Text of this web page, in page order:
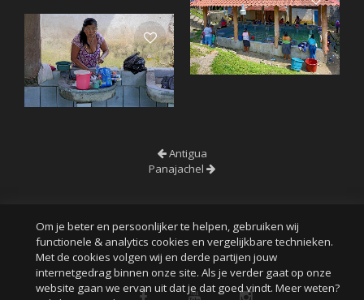
Antigua
Panajachel
Om je beter en persoonlijker te helpen, gebruiken wij
functionele & analytics cookies en vergelijkbare technieken.
Met de cookies volgen wij en derde partijen jouw
internetgedrag binnen onze site. Als je verder gaat op onze
website gaan we ervan uit dat je dat goed vindt. Meer weten?